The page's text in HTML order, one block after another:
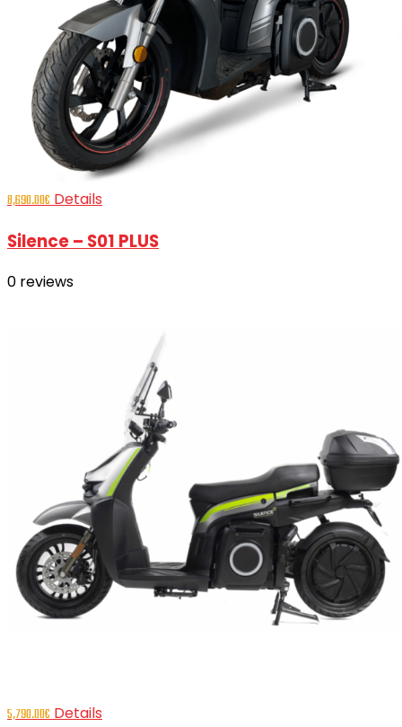
8,690.00€ Details
Silence – S01 PLUS
0 reviews
5,790.00€ Details